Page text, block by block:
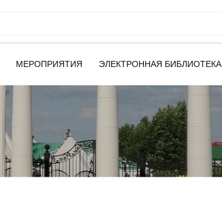
МЕРОПРИЯТИЯ ЭЛЕКТРОННАЯ БИБЛИОТЕКА